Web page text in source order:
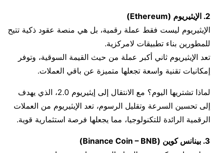
2. الإيثيريوم (Ethereum)
الإيثيريوم ليست فقط عملة رقمية، بل هي منصة عقود ذكية تتيح
للمطورين بناء تطبيقات لامركزية.
تعد الإيثيريوم ثاني أكبر عملة من حيث القيمة السوقية، وتوفر
إمكانيات تقنية واسعة تجعلها متميزة عن باقي العملات.
لماذا تشتريها اليوم؟ مع الانتقال إلى إيثيريوم 2.0، الذي يهدف
إلى تحسين السرعة وتقليل الرسوم، تعد الإيثيريوم من العملات
الرقمية الرائدة للتكنولوجيا، مما يجعلها فرصة استثمارية قوية.
3. بينانس كوين (Binance Coin – BNB)